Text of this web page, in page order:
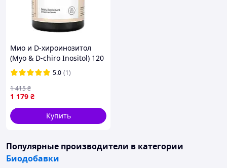
Мио и D-хироинозитол
(Myo & D-chiro Inositol) 120
капсул
5.0 (1)
1 179 ₴
1 415₴
Купить
Популярные производители в категории
Биодобавки